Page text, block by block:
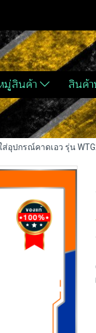
มู่สินค้า สินค้
ส่อุปกรณ์คาดเอว รุ่น